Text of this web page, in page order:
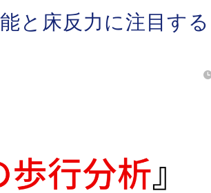
と床反力に注目する